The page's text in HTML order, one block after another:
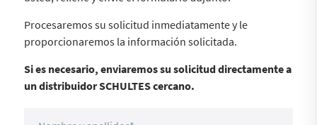
Procesaremos su solicitud inmediatamente y le
proporcionaremos la información solicitada.
Si es necesario, enviaremos su solicitud directamente a
un distribuidor SCHULTES cercano.